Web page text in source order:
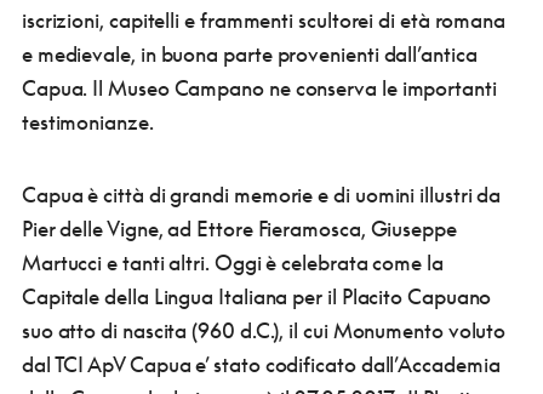
iscrizioni, capitelli e frammenti scultorei di età romana
e medievale, in buona parte provenienti dall’antica
Capua. Il Museo Campano ne conserva le importanti
testimonianze.
Capua è città di grandi memorie e di uomini illustri da
Pier delle Vigne, ad Ettore Fieramosca, Giuseppe
Martucci e tanti altri. Oggi è celebrata come la
Capitale della Lingua Italiana per il Placito Capuano
suo atto di nascita (960 d.C.), il cui Monumento voluto
dal TCI ApV Capua e’ stato codificato dall’Accademia